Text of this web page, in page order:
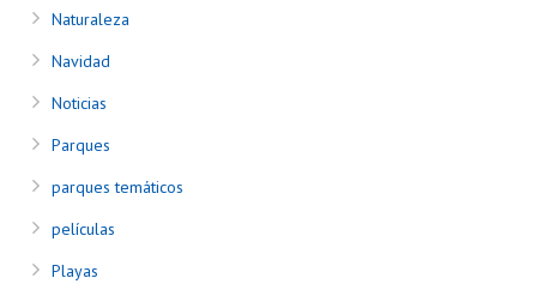
Naturaleza
Navidad
Noticias
Parques
parques temáticos
películas
Playas